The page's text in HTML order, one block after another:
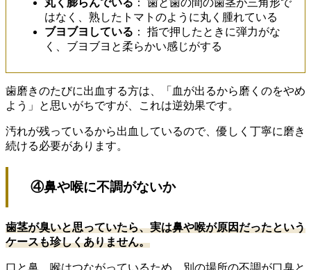
丸く膨らんでいる ： 歯と歯の間の歯茎が三角形で
はなく、熟したトマトのように丸く腫れている
ブヨブヨしている ： 指で押したときに弾力がな
く、ブヨブヨと柔らかい感じがする
歯磨きのたびに出血する方は、「血が出るから磨くのをやめ
よう」と思いがちですが、これは逆効果です。
汚れが残っているから出血しているので、優しく丁寧に磨き
続ける必要があります。
④鼻や喉に不調がないか
歯茎が臭いと思っていたら、実は鼻や喉が原因だったという
ケースも珍しくありません。
口と鼻、喉はつながっているため、別の場所の不調が口臭と